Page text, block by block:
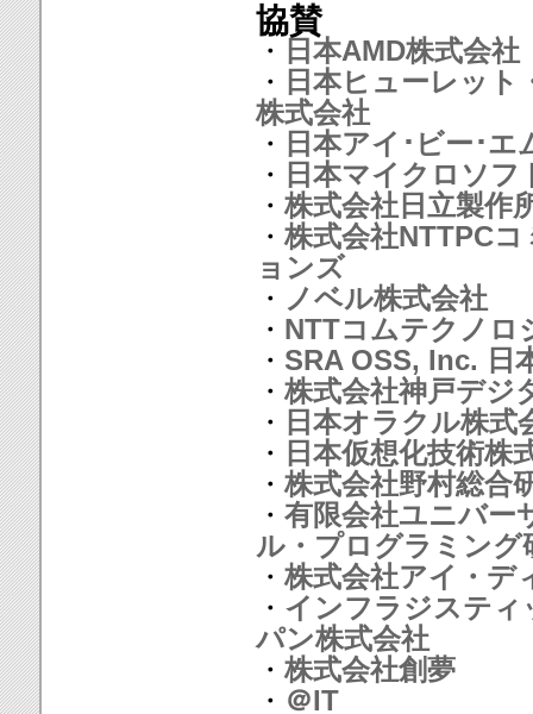
協賛
・ 日本AMD株式会社
・ 日本ヒューレット
株式会社
・ 日本アイ･ビー･エ
・ 日本マイクロソフ
・ 株式会社日立製作
・ 株式会社NTTPC
ョンズ
・ ノベル株式会社
・ NTTコムテクノロ
・ SRA OSS, Inc. 日
・ 株式会社神戸デジ
・ 日本オラクル株式
・ 日本仮想化技術株
・ 株式会社野村総合
・ 有限会社ユニバー
ル・プログラミング
・ 株式会社アイ・デ
・ インフラジスティ
パン株式会社
・ 株式会社創夢
・ ＠IT